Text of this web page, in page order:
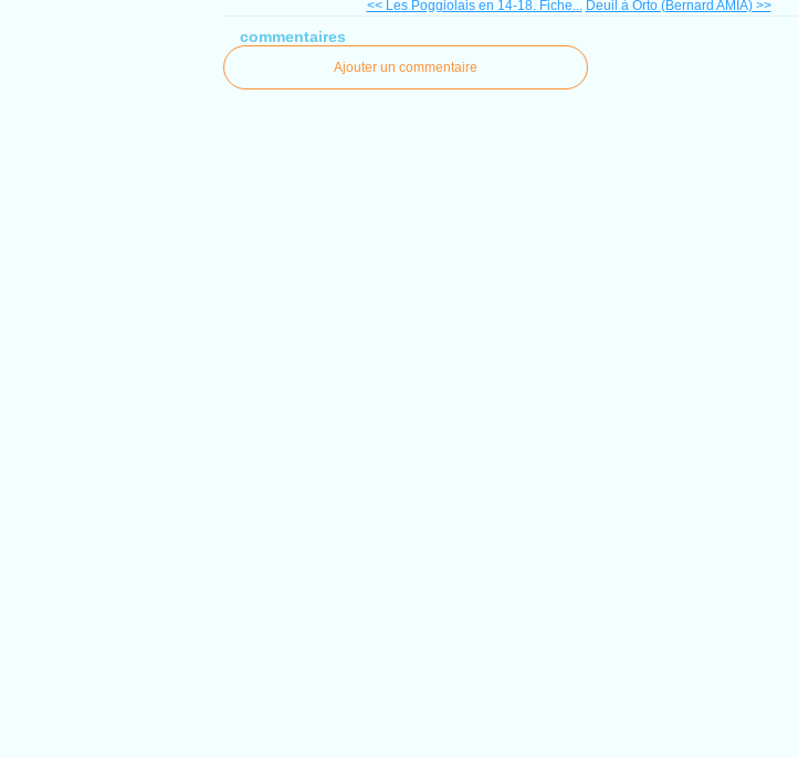
<< Les Poggiolais en 14-18. Fiche... Deuil à Orto (Bernard AMIA) >>
commentaires
Ajouter un commentaire